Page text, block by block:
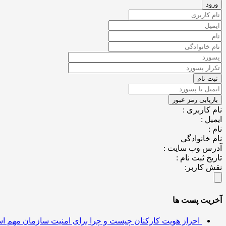
نام کاربری :
ایمیل :
نام :
نام خانوادگی
آدرس وب سایت :
تاریخ ثبت نام :
نقش کاربر:
آخریت پست ها
احراز هویت کارکنان چیست و چرا برای امنیت سازمان مهم